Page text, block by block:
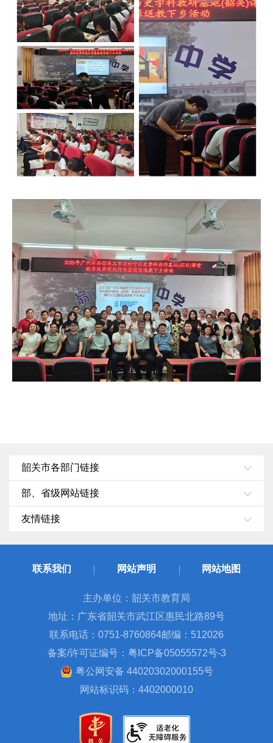
韶关市各部门链接
部、省级网站链接
友情链接
联系我们 网站声明 网站地图
主办单位：韶关市教育局
地址：广东省韶关市武江区惠民北路89号
联系电话：0751-8760864邮编：512026
备案/许可证编号：粤ICP备05055572号-3
粤公网安备 44020302000155号
网站标识码：4402000010